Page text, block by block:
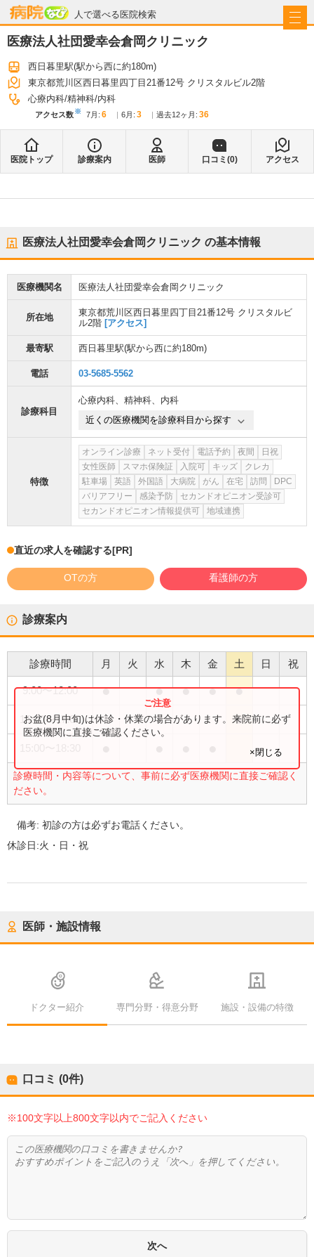
人で選べる医院検索
病院なび
医療法人社団愛幸会倉岡クリニック
西日暮里駅(駅から西に約180m)
東京都荒川区西日暮里四丁目21番12号 クリスタルビル2階
心療内科 精神科 内科
アクセス数※ 7月 : 6 6月 : 3 過去12ヶ月: 36
医院トップ 診療案内 医師 口コミ(0) アクセス
医療法人社団愛幸会倉岡クリニック の基本情報
医療機関名 医療法人社団愛幸会倉岡クリニック
所在地
東京都荒川区西日暮里四丁目21番12号 クリスタルビ
ル2階 [アクセス]
最寄駅 西日暮里駅(駅から西に約180m)
電話 03-5685-5562
診療科目
心療内科、 精神科、 内科
近くの医療機関を診療科目から探す
特徴
オンライン診療 ネット受付 電話予約 夜間
日祝
女性医師
スマホ保険証 入院可 キッズ
クレカ
駐車場
英語 外国語 大病院 がん 在宅 訪問
DPC
バリアフリー
感染予防
セカンドオピニオン受診可
セカンドオピニオン情報提供可
地域連携
直近の求人を確認する[PR]
OTの方 看護師の方
診療案内
診療時間 月 火 水 木 金 土 日 祝
9:00〜12:00 ● ● ● ● ●
15:00〜17:00 ●
診療時間・内容等について、事前に必ず医療機関に直接ご確認く
ださい。
お盆(8月中旬)は休診・休業の場合があります。来院前に必ず
医療機関に直接ご確認ください。
×閉じる
備考:初診の方は必ずお電話ください。
休診日:火・日・祝
医師・施設情報
ドクター紹介 専門分野・得意分野 施設・設備の特徴
口コミ (0件)
※100文字以上800文字以内でご記入ください